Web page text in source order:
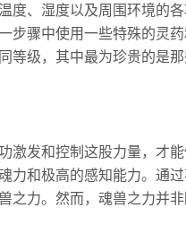
度、湿度以及周围环境的
步骤中使用一些特殊的灵
等级，其中最为珍贵的是
发和控制这股力量，才能
力和极高的感知能力。通
之力。然而，魂兽之力并